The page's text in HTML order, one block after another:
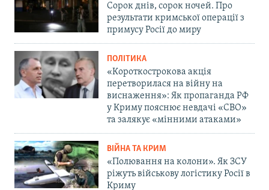
Сорок днів, сорок ночей. Про
результати кримської операції з
примусу Росії до миру
ПОЛІТИКА
«Короткострокова акція
перетворилася на війну на
виснаження»: Як пропаганда РФ
у Криму пояснює невдачі «СВО»
та залякує «мінними атаками»
ВІЙНА ТА КРИМ
«Полювання на колони». Як ЗСУ
ріжуть військову логістику Росії в
Криму